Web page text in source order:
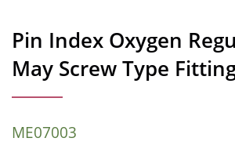
Pin Index Oxygen
May Screw Type
ME07003